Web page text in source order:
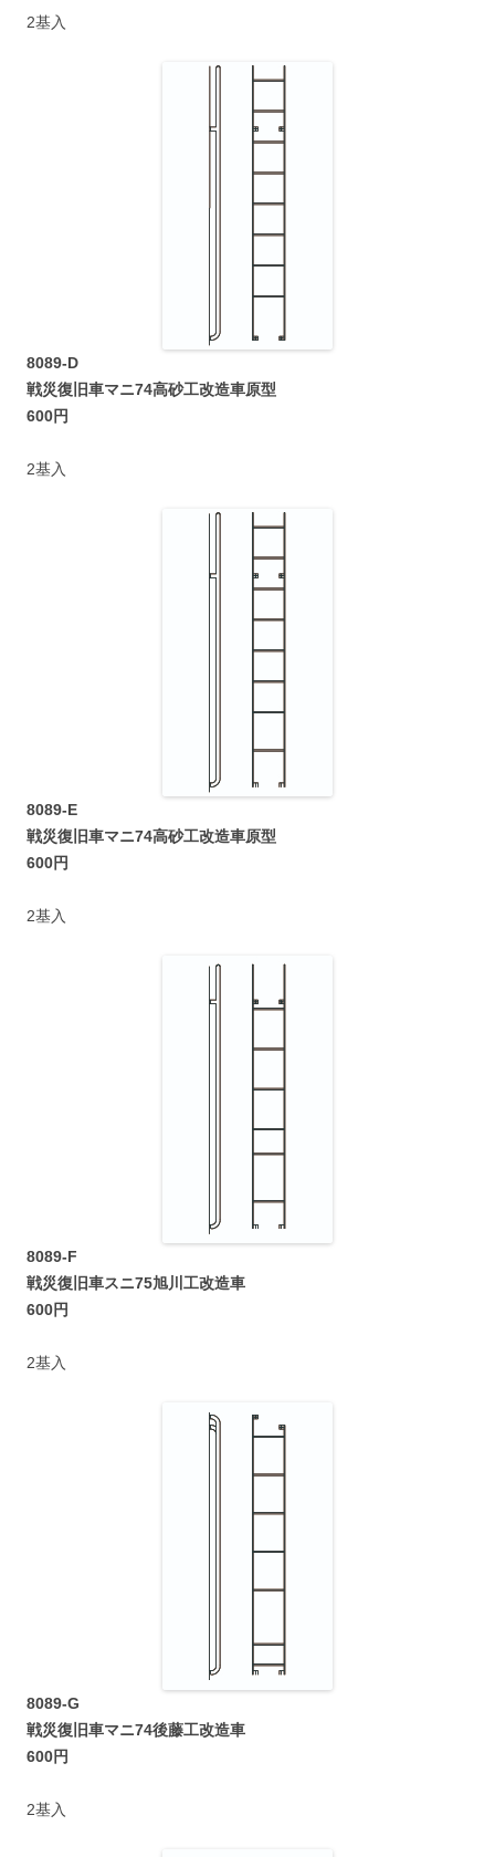
2基入
8089-D
戦災復旧車マニ74高砂工改造車原型
600円
2基入
8089-E
戦災復旧車マニ74高砂工改造車原型
600円
2基入
8089-F
戦災復旧車スニ75旭川工改造車
600円
2基入
8089-G
戦災復旧車マニ74後藤工改造車
600円
2基入